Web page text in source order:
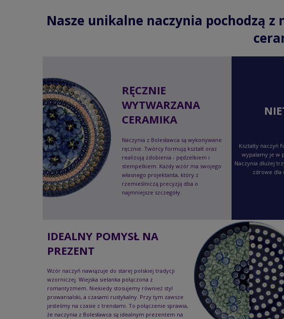
Nasze unikalne naczynia pochodzą
RĘCZNIE
WYTWARZANA
CERAMIKA
Naczynia z Bolesławca są wykonywane
ręcznie. Twórcy formują kształt oraz
realizują zdobienia - pędzelkiem i
stempelkiem. Każdy wzór ma swojego
własnego projektanta, który z
rzemieślniczą precyzją dba o
najmniejsze szczegóły.
Kształty naczyń
wypalamy je w
Naczynia dłużej
zdrowe dla
IDEALNY POMYSŁ NA
PREZENT
Wzór naczyń nawiązuje do starej polskiej tradycji
wzorniczej. Wiejska sielanka połączona z
romantyzmem. Niekiedy stosujemy również styl
prowansalski, a czasami rustykalny. Przy tym zawsze
jesteśmy na czasie z trendami. To połączenie sprawia,
że naczynia z Bolesławca są idealnym prezentem na